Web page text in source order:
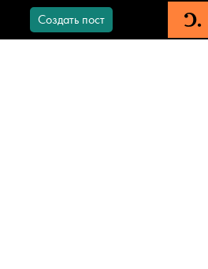
Создать пост